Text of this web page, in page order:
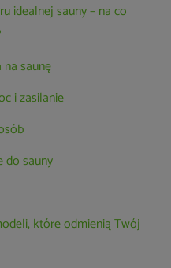
idealnej sauny – na co
na saunę
i zasilanie
do sauny
które odmienią Twój